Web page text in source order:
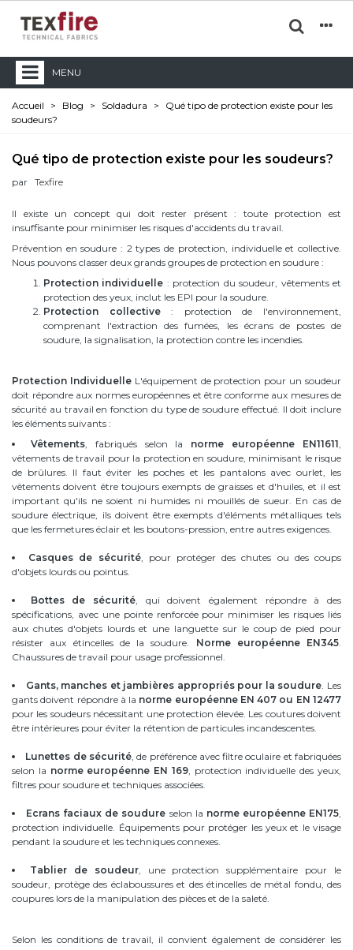
MENU
Accueil > Blog > Soldadura >
Qué tipo de protection existe pour les
soudeurs?
Qué tipo de protection existe pour les soudeurs?
par Texfire
Il existe un concept qui doit rester présent : toute protection est
insuffisante pour minimiser les risques d'accidents du travail.
Prévention en soudure : 2 types de protection, individuelle et collective.
Nous pouvons classer deux grands groupes de protection en soudure :
Protection individuelle : protection du soudeur, vêtements et
protection des yeux, inclut les EPI pour la soudure.
Protection collective: protection de l'environnement,
comprenant l'extraction des fumées, les écrans de postes de
soudure, la signalisation, la protection contre les incendies.
Protection IndividuelleL'équipement de protection pour un soudeur
doit répondre aux normes européennes et être conforme aux mesures de
sécurité au travail en fonction du type de soudure effectué. Il doit inclure
les éléments suivants :
Vêtements, fabriqués selon la norme européenne EN11611,
vêtements de travail pour la protection en soudure, minimisant le risque
de brûlures. Il faut éviter les poches et les pantalons avec ourlet, les
vêtements doivent être toujours exempts de graisses et d'huiles, et il est
important qu'ils ne soient ni humides ni mouillés de sueur. En cas de
soudure électrique, ils doivent être exempts d'éléments métalliques tels
que les fermetures éclair et les boutons-pression, entre autres exigences.
Casques de sécurité, pour protéger des chutes ou des coups
d'objets lourds ou pointus.
Bottes de sécurité, qui doivent également répondre à des
spécifications, avec une pointe renforcée pour minimiser les risques liés
aux chutes d'objets lourds et une languette sur le coup de pied pour
résister aux étincelles de la soudure. Norme européenne EN345.
Chaussures de travail pour usage professionnel.
Gants, manches et jambières appropriés pour la soudure. Les
gants doivent répondre à la norme européenne EN 407 ou EN 12477
pour les soudeurs nécessitant une protection élevée. Les coutures doivent
être intérieures pour éviter la rétention de particules incandescentes.
Lunettes de sécurité, de préférence avec filtre oculaire et fabriquées
selon la norme européenne EN 169, protection individuelle des yeux,
filtres pour soudure et techniques associées.
Ecrans faciaux de soudure selon la norme européenne EN175,
protection individuelle. Équipements pour protéger les yeux et le visage
pendant la soudure et les techniques connexes.
Tablier de soudeur, une protection supplémentaire pour le
soudeur, protège des éclaboussures et des étincelles de métal fondu, des
coupures lors de la manipulation des pièces et de la saleté.
Selon les conditions de travail, il convient également de considérer les